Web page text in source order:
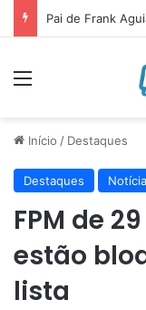
Pai de Frank
Início / Destaques
Destaques
FPM de
estão
lista